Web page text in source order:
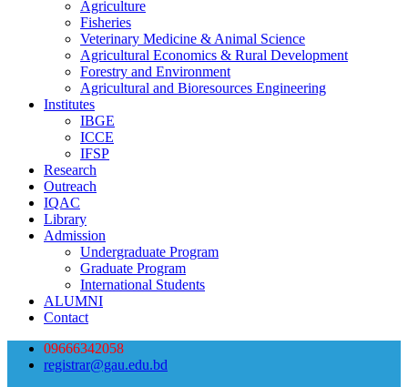
Agriculture
Fisheries
Veterinary Medicine & Animal Science
Agricultural Economics & Rural Development
Forestry and Environment
Agricultural and Bioresources Engineering
Institutes
IBGE
ICCE
IFSP
Research
Outreach
IQAC
Library
Admission
Undergraduate Program
Graduate Program
International Students
ALUMNI
Contact
09666342058
registrar@gau.edu.bd